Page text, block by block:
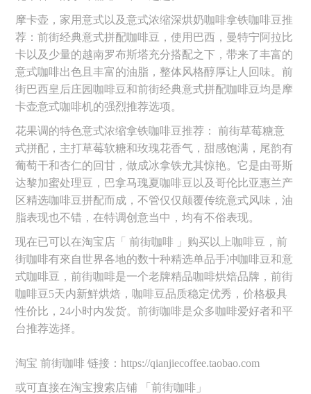
摩卡壶，家用意式以及意式浓缩深烘奶咖啡拿铁咖啡豆推
荐：前街经典意式拼配咖啡豆，使用巴西，曼特宁阿拉比
卡以及少量的越南罗布斯塔充分搭配之下，带来了丰富的
意式咖啡出色且丰富的油脂，整体风格醇厚让人回味。前
街巴西皇后庄园咖啡豆和前街经典意式拼配咖啡豆均是摩
卡壶意式咖啡机的强烈推荐选项。
花果调的特色意式浓缩拿铁咖啡豆推荐： 前街草莓糖意
式拼配，主打草莓软糖和玫瑰花香气，甜感饱满，尾韵有
葡萄干和杏仁的回甘，做成冰拿铁尤其惊艳。它是由哥斯
达黎加蜜处理豆，巴拿马瑰夏咖啡豆以及哥伦比亚惠兰产
区精选咖啡豆拼配而成，不管仅仅颠覆传统意式风味，油
脂表现也不错，在特调创意当中，均有不俗表现。
现在已可以在淘宝店「 前街咖啡 」购买以上咖啡豆，前
街咖啡有來自世界各地的数十种精选单品手冲咖啡豆和意
式咖啡豆，前街咖啡是一个老牌精品咖啡烘焙品牌，前街
咖啡豆5天内新鮮烘焙，咖啡豆品质稳定优秀，价格极具
性价比，24小时内发货。前街咖啡是众多咖啡爱好者和平
台推荐选择。
淘宝 前街咖啡 链接：https://qianjiecoffee.taobao.com
或可直接在淘宝搜索店铺 「前街咖啡」